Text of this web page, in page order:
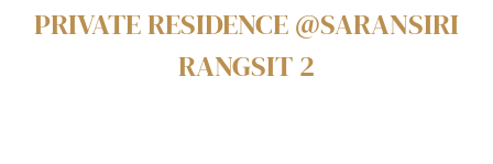
PRIVATE RESIDENCE @SARANSIRI
RANGSIT 2